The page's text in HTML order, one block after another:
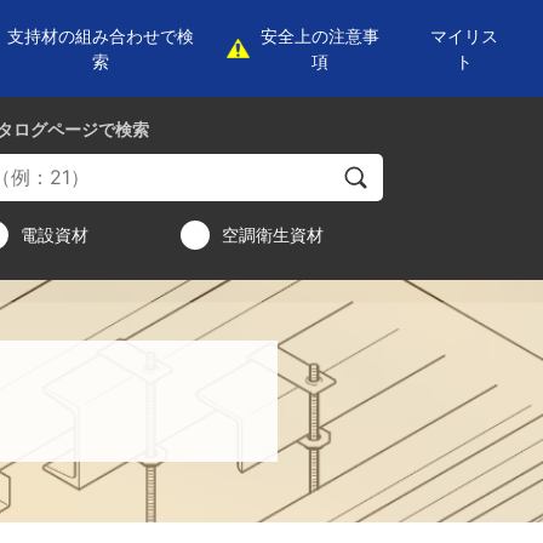
支持材の組み合わせで検
索
安全上の注意事
項
マイリス
ト
ログページで検索
電設資材 空調衛生資材